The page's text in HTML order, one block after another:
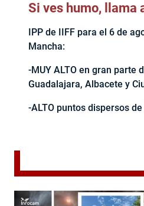
Si ves humo, llama
IPP de IIFF para el 6 de
Mancha:
-MUY ALTO en gran parte
Guadalajara, Albacete y
-ALTO puntos dispersos